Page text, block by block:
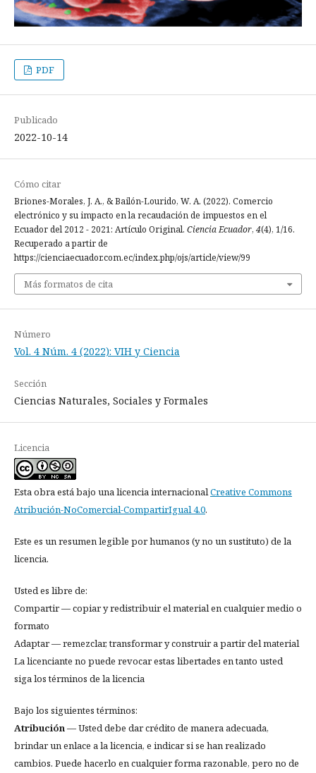
PDF
Publicado
2022-10-14
Cómo citar
Briones-Morales, J. A., & Bailón-Lourido, W. A. (2022). Comercio
electrónico y su impacto en la recaudación de impuestos en el
Ecuador del 2012 - 2021: Artículo Original. Ciencia Ecuador, 4(4), 1/16.
Recuperado a partir de
https://cienciaecuador.com.ec/index.php/ojs/article/view/99
Más formatos de cita
Número
Vol. 4 Núm. 4 (2022): VIH y Ciencia
Sección
Ciencias Naturales, Sociales y Formales
Licencia
Esta obra está bajo una licencia internacionalCreative Commons
Atribución-NoComercial-CompartirIgual 4.0.
Este es un resumen legible por humanos (y no un sustituto) de la
licencia.
Usted es libre de:
Compartir — copiar y redistribuir el material en cualquier medio o
formato
Adaptar — remezclar, transformar y construir a partir del material
La licenciante no puede revocar estas libertades en tanto usted
siga los términos de la licencia
Bajo los siguientes términos:
Atribución— Usted debe dar crédito de manera adecuada,
brindar un enlace a la licencia, e indicar si se han realizado
cambios. Puede hacerlo en cualquier forma razonable, pero no de